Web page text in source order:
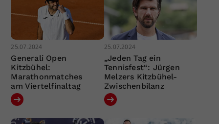
25.07.2024
Generali Open
Kitzbühel:
Marathonmatches
am Viertelfinaltag
25.07.2024
„Jeden Tag ein
Tennisfest“: Jürgen
Melzers Kitzbühel-
Zwischenbilanz